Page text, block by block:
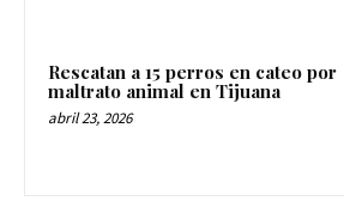
Rescatan a 15 perros en cateo por
maltrato animal en Tijuana
abril 23, 2026